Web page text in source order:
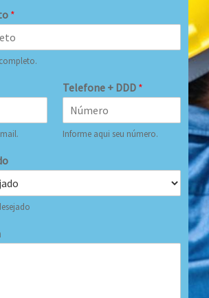
*
Telefone + DDD *
Informe aqui seu número.